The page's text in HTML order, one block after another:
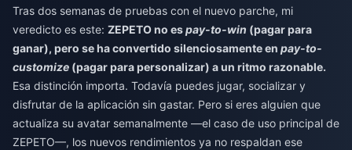
Tras dos semanas de pruebas con el nuevo parche, mi
veredicto es este: ZEPETO no espay-to-win (pagar para
ganar), pero se ha convertido silenciosamente en pay-to-
customize (pagar para personalizar) a un ritmo razonable.
Esa distinción importa. Todavía puedes jugar, socializar y
disfrutar de la aplicación sin gastar. Pero si eres alguien que
actualiza su avatar semanalmente —el caso de uso principal de
ZEPETO—, los nuevos rendimientos ya no respaldan ese